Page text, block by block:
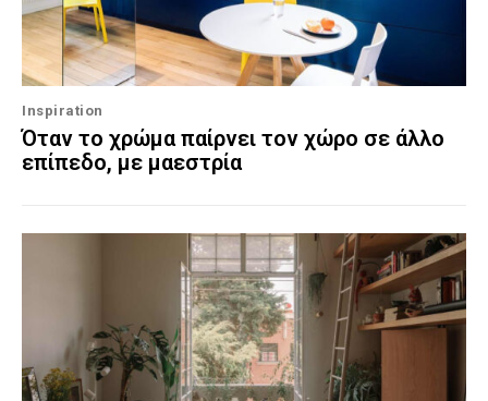
Inspiration
Όταν το χρώμα παίρνει τον χώρο σε άλλο
επίπεδο, με μαεστρία